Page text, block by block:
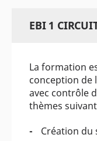
EBI 1
La formation
conception de
avec contrôle
thèmes
Création du